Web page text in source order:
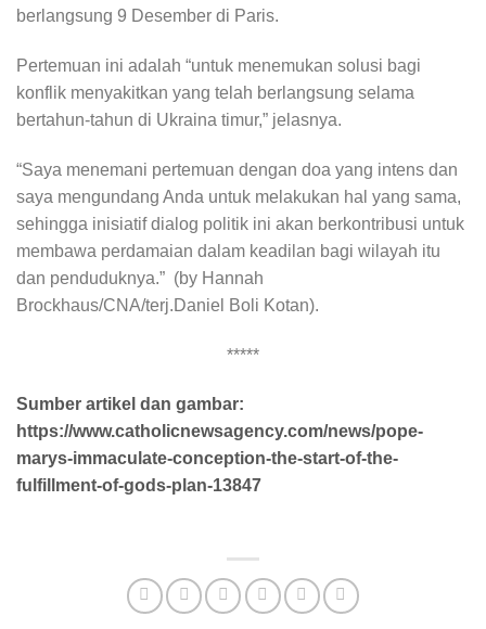
berlangsung 9 Desember di Paris.
Pertemuan ini adalah “untuk menemukan solusi bagi
konflik menyakitkan yang telah berlangsung selama
bertahun-tahun di Ukraina timur,” jelasnya.
“Saya menemani pertemuan dengan doa yang intens dan
saya mengundang Anda untuk melakukan hal yang sama,
sehingga inisiatif dialog politik ini akan berkontribusi untuk
membawa perdamaian dalam keadilan bagi wilayah itu
dan penduduknya.” (by Hannah
Brockhaus/CNA/terj.Daniel Boli Kotan).
*****
Sumber artikel dan gambar:
https://www.catholicnewsagency.com/news/pope-
marys-immaculate-conception-the-start-of-the-
fulfillment-of-gods-plan-13847